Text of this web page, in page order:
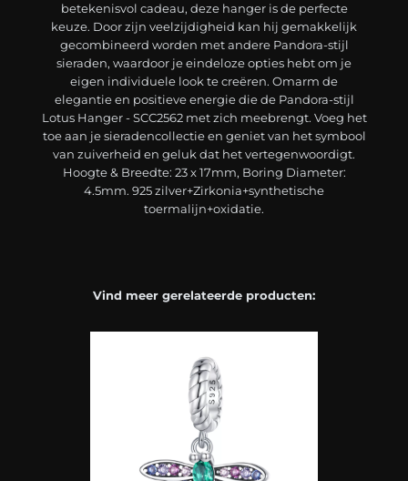
betekenisvol cadeau, deze hanger is de perfecte
keuze. Door zijn veelzijdigheid kan hij gemakkelijk
gecombineerd worden met andere Pandora-stijl
sieraden, waardoor je eindeloze opties hebt om je
eigen individuele look te creëren. Omarm de
elegantie en positieve energie die de Pandora-stijl
Lotus Hanger - SCC2562 met zich meebrengt. Voeg het
toe aan je sieradencollectie en geniet van het symbool
van zuiverheid en geluk dat het vertegenwoordigt.
Hoogte & Breedte: 23 x 17mm, Boring Diameter:
4.5mm. 925 zilver+Zirkonia+synthetische
toermalijn+oxidatie.
Vind meer gerelateerde producten: